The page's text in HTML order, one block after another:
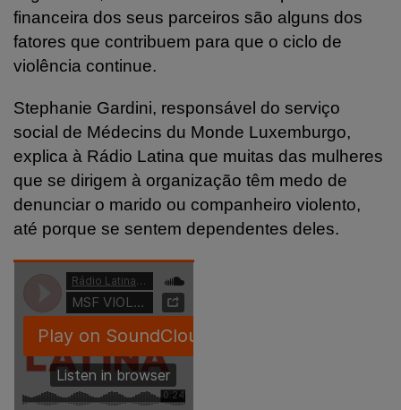
financeira dos seus parceiros são alguns dos
fatores que contribuem para que o ciclo de
violência continue.
Stephanie Gardini, responsável do serviço
social de Médecins du Monde Luxemburgo,
explica à Rádio Latina que muitas das mulheres
que se dirigem à organização têm medo de
denunciar o marido ou companheiro violento,
até porque se sentem dependentes deles.